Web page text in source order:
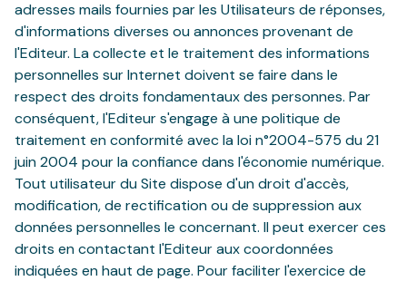
adresses mails fournies par les Utilisateurs de réponses,
d'informations diverses ou annonces provenant de
l'Editeur. La collecte et le traitement des informations
personnelles sur Internet doivent se faire dans le
respect des droits fondamentaux des personnes. Par
conséquent, l'Editeur s'engage à une politique de
traitement en conformité avec la loi n°2004-575 du 21
juin 2004 pour la confiance dans l'économie numérique.
Tout utilisateur du Site dispose d'un droit d'accès,
modification, de rectification ou de suppression aux
données personnelles le concernant. Il peut exercer ces
droits en contactant l'Editeur aux coordonnées
indiquées en haut de page. Pour faciliter l'exercice de